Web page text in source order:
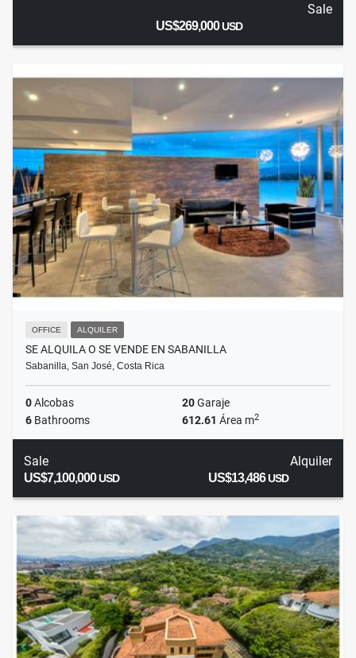
Sale
US$269,000USD
OFFICE ALQUILER
SE ALQUILA O SE VENDE EN SABANILLA
Sabanilla, San José, Costa Rica
0Alcobas 20Garaje
6 Bathrooms 612.61 Área m2
Sale
US$7,100,000USD
Alquiler
US$13,486USD